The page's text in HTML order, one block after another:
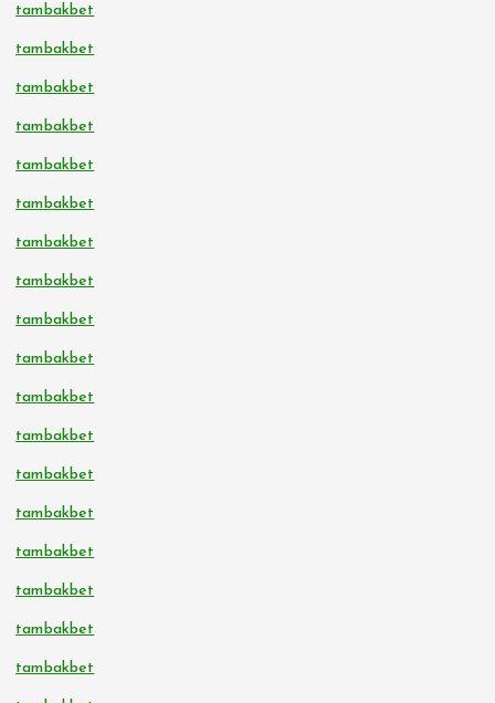
tambakbet
tambakbet
tambakbet
tambakbet
tambakbet
tambakbet
tambakbet
tambakbet
tambakbet
tambakbet
tambakbet
tambakbet
tambakbet
tambakbet
tambakbet
tambakbet
tambakbet
tambakbet